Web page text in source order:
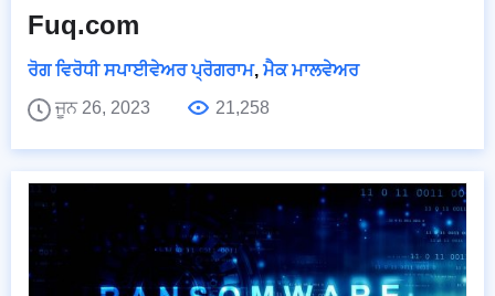
Fuq.com
ਰੋਗ ਵਿਰੋਧੀ ਸਪਾਈਵੇਅਰ ਪ੍ਰੋਗਰਾਮ, ਮੈਕ ਮਾਲਵੇਅਰ
ਜੂਨ 26, 2023
21,258